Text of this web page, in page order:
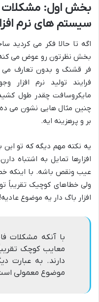
بخش اول: مشکلات
سیستم های نرم
اگه تا حالا فکر می کردید
بخش نظرتون رو عوض می
فر قشنگ و بدون تعارف می
مایکروسافت چقدر طول
چنین مثال هایی نشون می ده
بر و پرهزینه ایه.
یه نکته مهم دیگه که تو
افزارها تمایل به اشتباه
عیب ونقص باشه. با اینکه
ولی خطاهای کوچیک تقریباً
افزار باگ دار یه موضوع عادیه!
با آنکه مشکلات
معایب کوچک
دارند. به عبارت
موضوع معمولی